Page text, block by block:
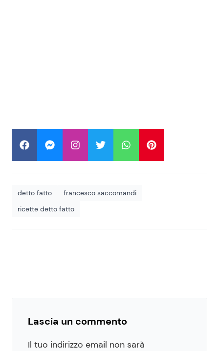
detto fatto
francesco saccomandi
ricette detto fatto
Lascia un commento
Il tuo indirizzo email non sarà